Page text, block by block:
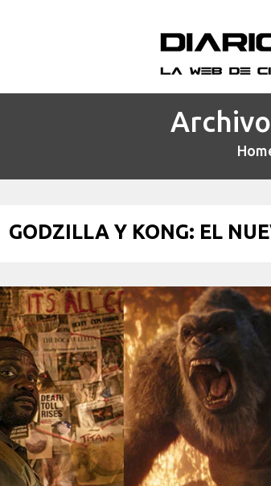
GODZILLA Y KONG: EL